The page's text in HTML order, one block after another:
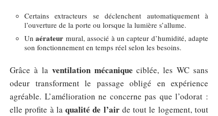
Certains extracteurs se déclenchent automatiquement à
l’ouverture de la porte ou lorsque la lumière s’allume.
Unaérateur mural, associé à un capteur d’humidité, adapte
son fonctionnement en temps réel selon les besoins.
Grâce à la ventilation mécanique ciblée, les WC sans
odeur transforment le passage obligé en expérience
agréable. L’amélioration ne concerne pas que l’odorat :
elle profite à laqualité de l’airde tout le logement, tout